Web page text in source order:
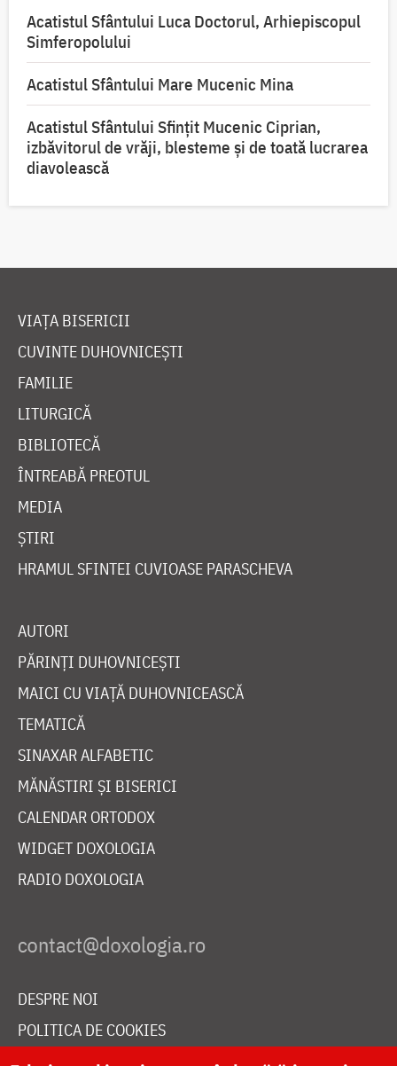
Acatistul Sfântului Luca Doctorul, Arhiepiscopul
Simferopolului
Acatistul Sfântului Mare Mucenic Mina
Acatistul Sfântului Sfințit Mucenic Ciprian,
izbăvitorul de vrăji, blesteme și de toată lucrarea
diavolească
VIAȚA BISERICII
CUVINTE DUHOVNICEȘTI
FAMILIE
LITURGICĂ
BIBLIOTECĂ
ÎNTREABĂ PREOTUL
MEDIA
ȘTIRI
HRAMUL SFINTEI CUVIOASE PARASCHEVA
AUTORI
PĂRINȚI DUHOVNICEȘTI
MAICI CU VIAȚĂ DUHOVNICEASCĂ
TEMATICĂ
SINAXAR ALFABETIC
MĂNĂSTIRI ȘI BISERICI
CALENDAR ORTODOX
WIDGET DOXOLOGIA
RADIO DOXOLOGIA
DESPRE NOI
POLITICA DE COOKIES
DONEAZĂ ONLINE PENTRU CATEDRALA NAȚIONALĂ